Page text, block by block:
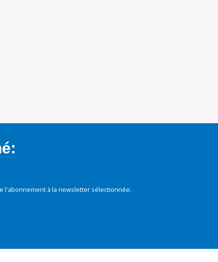
à la newsletter sélectionnée.